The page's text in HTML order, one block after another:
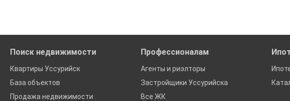
Поиск недвижимости
Квартиры Уссурийск
База объектов
Продажа недвижимости
Профессионалам
Агенты и риэлторы
Застройщики Уссурийска
Все ЖК